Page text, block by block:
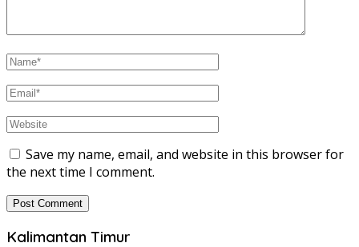
Save my name, email, and website in this browser for
the next time I comment.
Kalimantan Timur